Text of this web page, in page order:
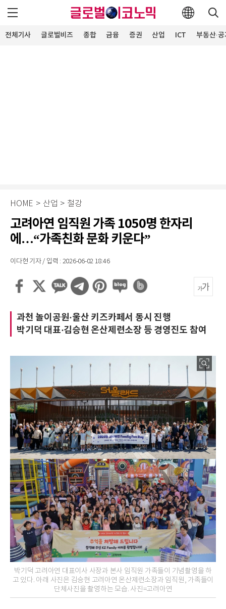
전체기사 글로벌비즈 종합 금융 증권 산업 ICT 부동산·
HOME > 산업 > 철강
고려아연 임직원 가족 1050명 한자리
에…“가족친화 문화 키운다”
이다현 기자 / 입력 : 2026-06-02 18:46
과천 놀이공원·울산 키즈카페서 동시 진행
박기덕 대표·김승현 온산제련소장 등 경영진도 참여
박기덕 고려아연 대표이사 사장과 본사 임직원 가족들이 기념촬영을 하
고 있다. 아래 사진은 김승현 고려아연 온산제련소장과 임직원, 가족들이
단체사진을 촬영하는 모습. 사진=고려아연